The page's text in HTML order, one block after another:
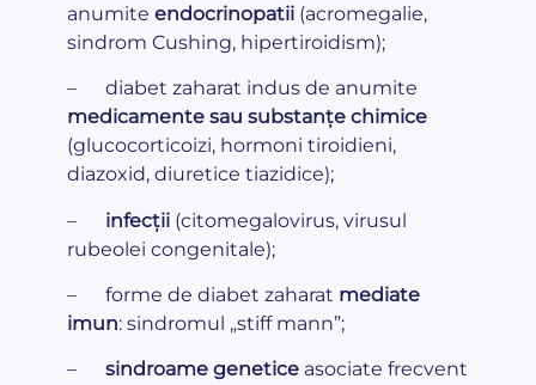
anumite endocrinopatii (acromegalie,
sindrom Cushing, hipertiroidism);
– diabet zaharat indus de anumite
medicamente sau substanțe chimice
(glucocorticoizi, hormoni tiroidieni,
diazoxid, diuretice tiazidice);
– infecții (citomegalovirus, virusul
rubeolei congenitale);
– forme de diabet zaharat mediate
imun: sindromul „stiff mann”;
– sindroame genetice asociate frecvent